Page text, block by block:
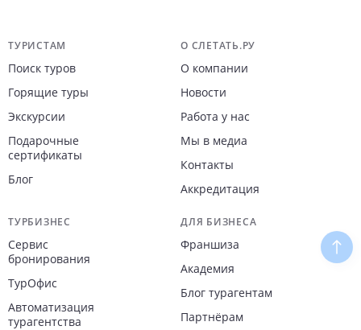
Навигация по сайту
ТУРИСТАМ
Поиск туров
Горящие туры
Экскурсии
Подарочные
сертификаты
Блог
О СЛЕТАТЬ.РУ
О компании
Новости
Работа у нас
Мы в медиа
Контакты
Аккредитация
ТУРБИЗНЕС
Сервис
бронирования
ТурОфис
Автоматизация
турагентства
ДЛЯ БИЗНЕСА
Франшиза
Академия
Блог турагентам
Партнёрам